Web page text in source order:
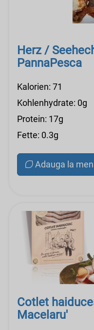
Herz /
PannaPesca
Kalorien: 71
Kohlenhydrate: 0g
Protein: 17g
Fette: 0.3g
Adauga la
Cotlet
Macelaru'